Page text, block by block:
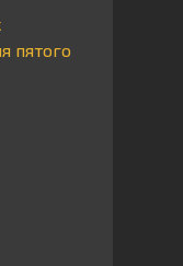
пятого